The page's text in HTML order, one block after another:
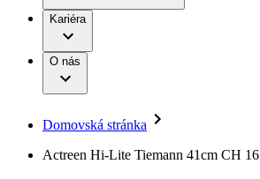
Terapie
Kontinencia a urológia
Liečba bolesti
Miniinvazívna chirurgia
B. Braun Avitum
Ochorenia
Služby pre pacientov
Práca a kariéra
Naša kultúra
Vaša príležitosť
Zodpovednosť
Médiá
Tlačové správy
Kariéra
O nás
Domovská stránka
Actreen Hi-Lite Tiemann 41cm CH 16